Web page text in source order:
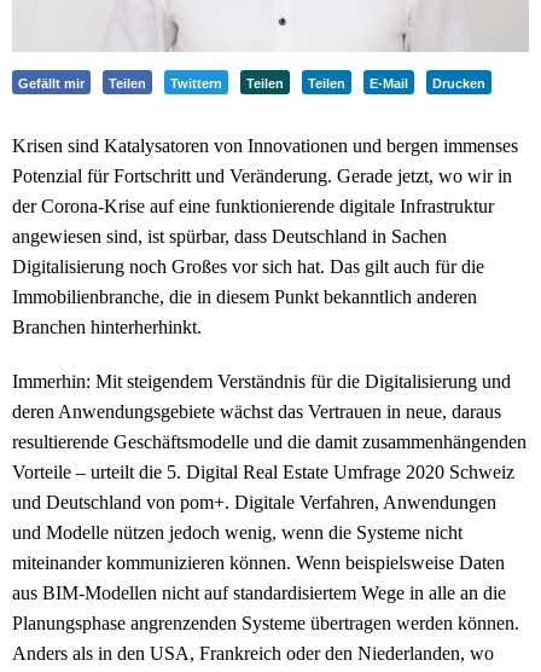
Gefällt mir Teilen Twittern Teilen Teilen E-Mail Drucken
Krisen sind Katalysatoren von Innovationen und bergen immenses
Potenzial für Fortschritt und Veränderung. Gerade jetzt, wo wir in
der Corona-Krise auf eine funktionierende digitale Infrastruktur
angewiesen sind, ist spürbar, dass Deutschland in Sachen
Digitalisierung noch Großes vor sich hat. Das gilt auch für die
Immobilienbranche, die in diesem Punkt bekanntlich anderen
Branchen hinterherhinkt.
Immerhin: Mit steigendem Verständnis für die Digitalisierung und
deren Anwendungsgebiete wächst das Vertrauen in neue, daraus
resultierende Geschäftsmodelle und die damit zusammenhängenden
Vorteile – urteilt die 5. Digital Real Estate Umfrage 2020 Schweiz
und Deutschland von pom+. Digitale Verfahren, Anwendungen
und Modelle nützen jedoch wenig, wenn die Systeme nicht
miteinander kommunizieren können. Wenn beispielsweise Daten
aus BIM-Modellen nicht auf standardisiertem Wege in alle an die
Planungsphase angrenzenden Systeme übertragen werden können.
Anders als in den USA, Frankreich oder den Niederlanden, wo